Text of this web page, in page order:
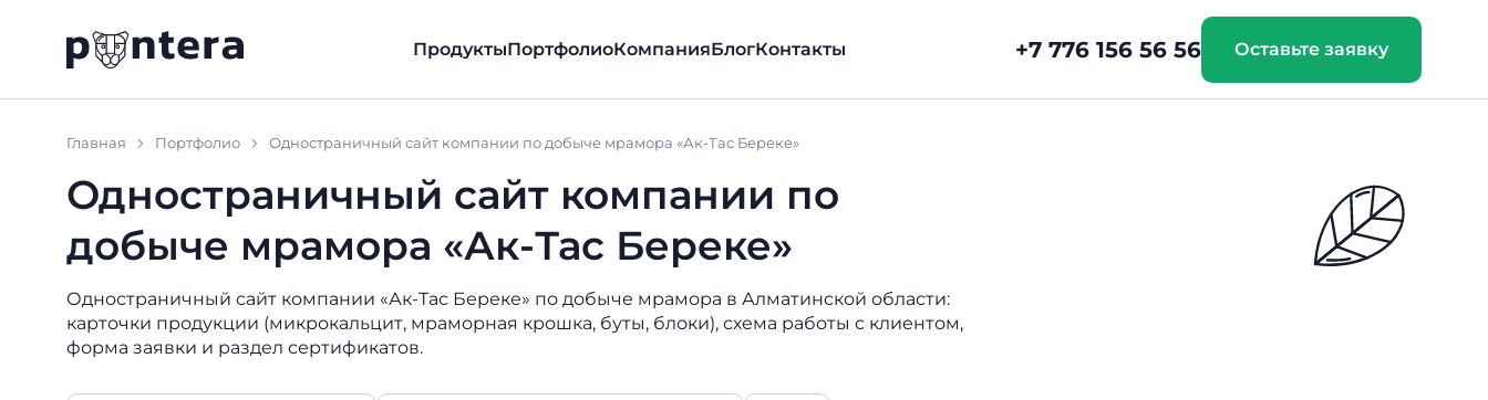
ПродуктыПортфолиоКомпанияБлогКонтакты +7 776 156 56 56 Оставьте заявку
Главная Портфолио Одностраничный сайт компании по добыче мрамора «Ак-Тас Береке»
Одностраничный сайт компании по
добыче мрамора «Ак-Тас Береке»
Одностраничный сайт компании «Ак-Тас Береке» по добыче мрамора в Алматинской области:
карточки продукции (микрокальцит, мраморная крошка, буты, блоки), схема работы с клиентом,
форма заявки и раздел сертификатов.